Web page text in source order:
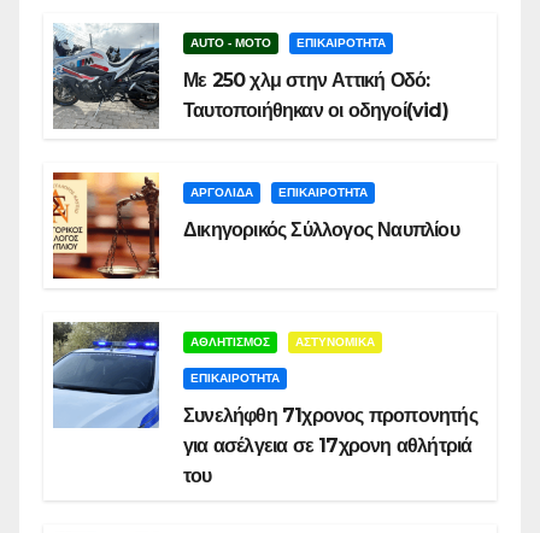
AUTO - MOTO ΕΠΙΚΑΙΡΟΤΗΤΑ
Με 250 χλμ στην Αττική Οδό:
Ταυτοποιήθηκαν οι οδηγοί(vid)
ΑΡΓΟΛΙΔΑ ΕΠΙΚΑΙΡΟΤΗΤΑ
Δικηγορικός Σύλλογος Ναυπλίου
ΑΘΛΗΤΙΣΜΟΣ ΑΣΤΥΝΟΜΙΚΑ
ΕΠΙΚΑΙΡΟΤΗΤΑ
Συνελήφθη 71χρονος προπονητής
για ασέλγεια σε 17χρονη αθλήτριά
του